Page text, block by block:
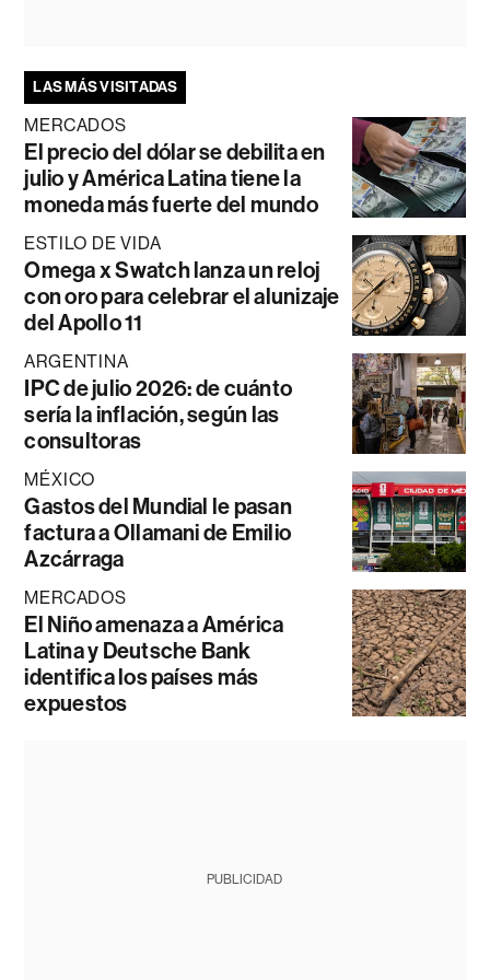
LAS MÁS VISITADAS
MERCADOS
El precio del dólar se debilita en
julio y América Latina tiene la
moneda más fuerte del mundo
ESTILO DE VIDA
Omega x Swatch lanza un reloj
con oro para celebrar el alunizaje
del Apollo 11
ARGENTINA
IPC de julio 2026: de cuánto
sería la inflación, según las
consultoras
MÉXICO
Gastos del Mundial le pasan
factura a Ollamani de Emilio
Azcárraga
MERCADOS
El Niño amenaza a América
Latina y Deutsche Bank
identifica los países más
expuestos
PUBLICIDAD